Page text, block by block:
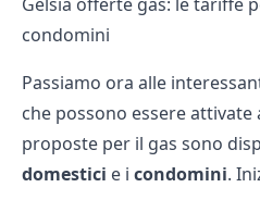
condomini
Passiamo ora alle
che possono essere attivate
proposte per il gas sono
domestici e i condomini.